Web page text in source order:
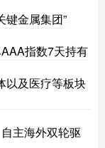
键金属集团”
指数7天持有
以及医疗等板块
主海外双轮驱